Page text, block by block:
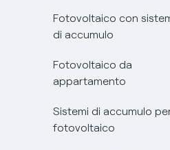
Fotovoltaico con
di accumulo
Fotovoltaico da
appartamento
Sistemi di accumulo
fotovoltaico